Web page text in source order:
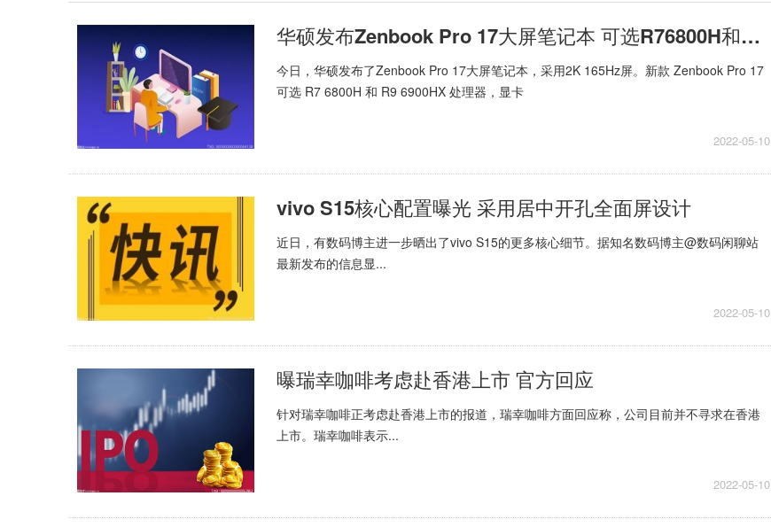
华硕发布Zenbook Pro 17大屏笔记本 可选R76800H和R9 6900HX处理器
今日，华硕发布了Zenbook Pro 17大屏笔记本，采用2K 165Hz屏。新款 Zenbook Pro 17
可选 R7 6800H 和 R9 6900HX 处理器，显卡
2022-05-10
vivo S15核心配置曝光 采用居中开孔全面屏设计
近日，有数码博主进一步晒出了vivo S15的更多核心细节。据知名数码博主@数码闲聊站
最新发布的信息显...
2022-05-10
曝瑞幸咖啡考虑赴香港上市 官方回应
针对瑞幸咖啡正考虑赴香港上市的报道，瑞幸咖啡方面回应称，公司目前并不寻求在香港
上市。瑞幸咖啡表示...
2022-05-10